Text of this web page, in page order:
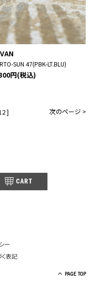
SUN 47(PBK-LT.BLU)
円(税込)
次のページ >
]
CART
ー
表記
PAGE TOP